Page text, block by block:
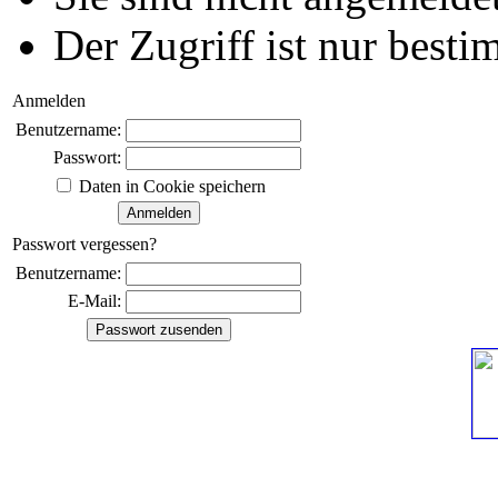
Der Zugriff ist nur
Anmelden
Benutzername:
Passwort:
Daten in Cookie speichern
Passwort vergessen?
Benutzername:
E-Mail: